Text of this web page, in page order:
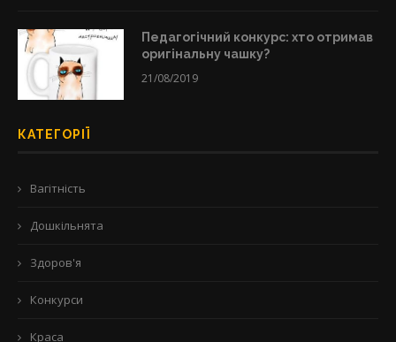
Педагогічний конкурс: хто отримав
оригінальну чашку?
21/08/2019
КАТЕГОРІЇ
Вагітність
Дошкільнята
Здоров'я
Конкурси
Краса